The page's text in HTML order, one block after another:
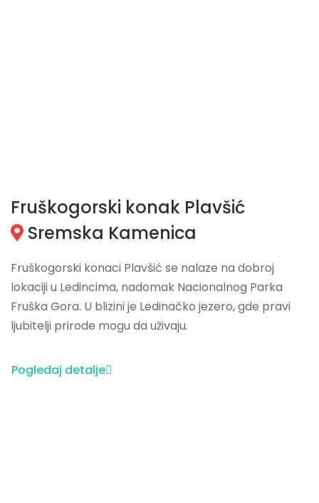
Fruškogorski konak Plavšić
Sremska Kamenica
Fruškogorski konaci Plavšić se nalaze na dobroj
lokaciji u Ledincima, nadomak Nacionalnog Parka
Fruška Gora. U blizini je Ledinačko jezero, gde pravi
ljubitelji prirode mogu da uživaju.
Pogledaj detalje